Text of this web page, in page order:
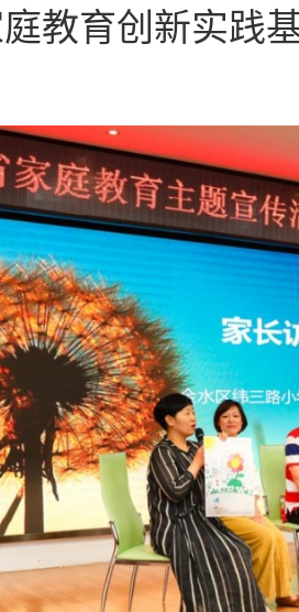
庭教育创新实践